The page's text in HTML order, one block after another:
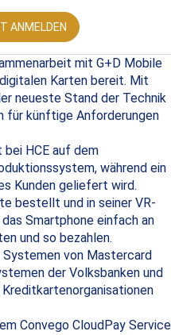
ANMELDEN
mit G+D Mobile
Karten bereit. Mit
neueste Stand der Technik
für künftige Anforderungen
HCE auf dem
während ein
Kunden geliefert wird.
bestellt und in seiner VR-
Smartphone einfach an
und so bezahlen.
von Mastercard
der Volksbanken und
Convego CloudPay Service